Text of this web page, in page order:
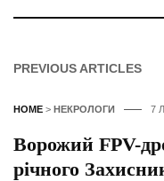
PREVIOUS ARTICLES
HOME > НЕКРОЛОГИ 7
Ворожий FPV-
річного